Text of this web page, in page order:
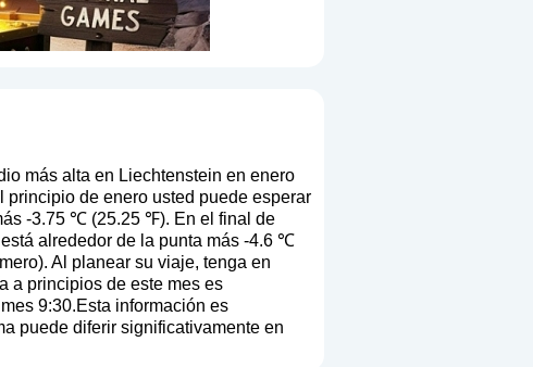
más alta en Liechtenstein en enero
de enero usted puede esperar
-3.75 ℃ (25.25 ℉). En el final de
alrededor de la punta más -4.6 ℃
). Al planear su viaje, tenga en
a principios de este mes es
9:30.Esta información es
puede diferir significativamente en